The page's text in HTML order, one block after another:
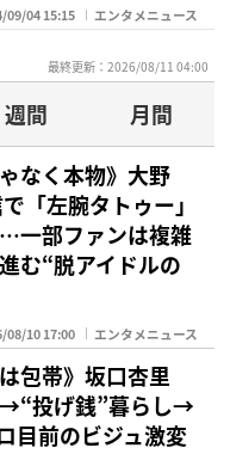
09/04 15:15 エンタメニュース
最終更新：2026/08/11 04:00
週間
月間
なく本物》大野
「左腕タトゥー」
一部ファンは複雑
む“脱アイドルの
08/10 17:00 エンタメニュース
は包帯》坂口杏里
投げ銭”暮らし→
目前のビジュ激変